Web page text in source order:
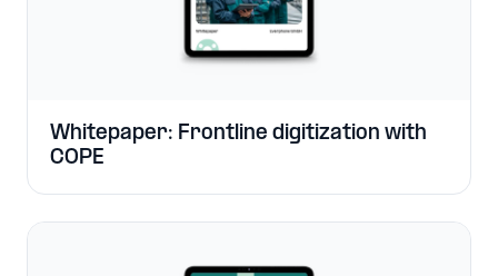
Whitepaper: Frontline digitization with
COPE